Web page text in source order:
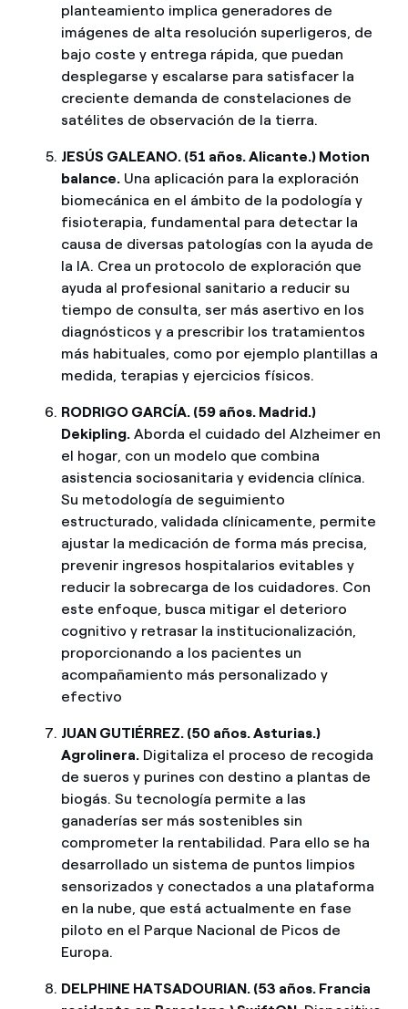
planteamiento implica generadores de
imágenes de alta resolución superligeros, de
bajo coste y entrega rápida, que puedan
desplegarse y escalarse para satisfacer la
creciente demanda de constelaciones de
satélites de observación de la tierra.
JESÚS GALEANO. (51 años. Alicante.) Motion
balance.Una aplicación para la exploración
biomecánica en el ámbito de la podología y
fisioterapia, fundamental para detectar la
causa de diversas patologías con la ayuda de
la IA. Crea un protocolo de exploración que
ayuda al profesional sanitario a reducir su
tiempo de consulta, ser más asertivo en los
diagnósticos y a prescribir los tratamientos
más habituales, como por ejemplo plantillas a
medida, terapias y ejercicios físicos.
RODRIGO GARCÍA. (59 años. Madrid.)
Dekipling.Aborda el cuidado del Alzheimer en
el hogar, con un modelo que combina
asistencia sociosanitaria y evidencia clínica.
Su metodología de seguimiento
estructurado, validada clínicamente, permite
ajustar la medicación de forma más precisa,
prevenir ingresos hospitalarios evitables y
reducir la sobrecarga de los cuidadores. Con
este enfoque, busca mitigar el deterioro
cognitivo y retrasar la institucionalización,
proporcionando a los pacientes un
acompañamiento más personalizado y
efectivo
JUAN GUTIÉRREZ. (50 años. Asturias.)
Agrolinera.Digitaliza el proceso de recogida
de sueros y purines con destino a plantas de
biogás. Su tecnología permite a las
ganaderías ser más sostenibles sin
comprometer la rentabilidad. Para ello se ha
desarrollado un sistema de puntos limpios
sensorizados y conectados a una plataforma
en la nube, que está actualmente en fase
piloto en el Parque Nacional de Picos de
Europa.
DELPHINE HATSADOURIAN. (53 años. Francia